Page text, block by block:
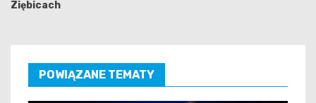
Ziębicach
POWIĄZANE TEMATY